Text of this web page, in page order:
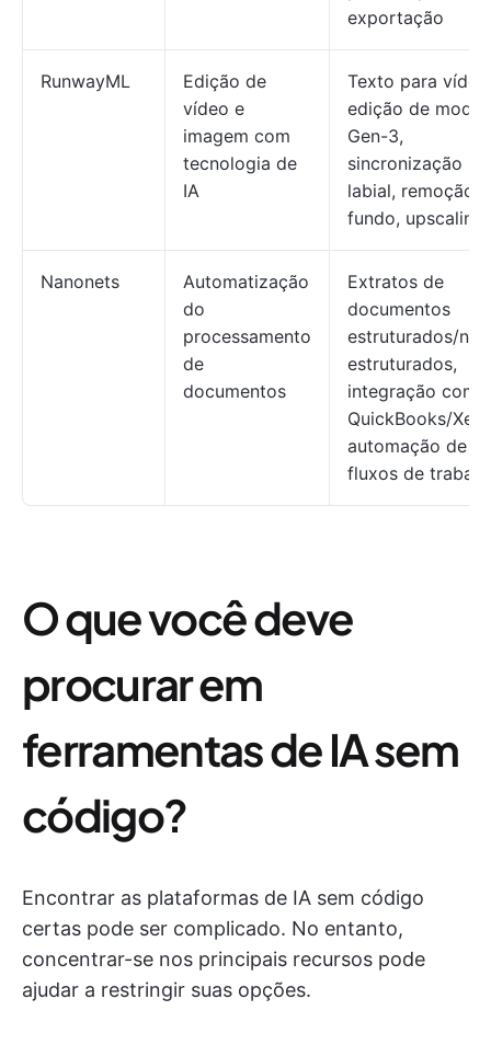
exportação
RunwayML
Edição de
vídeo e
imagem com
tecnologia de
IA
Texto para
edição de
Gen-3,
sincronização
labial, remoção
fundo, upscaling
Nanonets
Automatização
do
processamento
de
documentos
Extratos de
documentos
estruturados/não
estruturados,
integração com
QuickBooks/
automação de
fluxos de
O que você deve
procurar em
ferramentas de IA sem
código?
Encontrar as plataformas de IA sem código
certas pode ser complicado. No entanto,
concentrar-se nos principais recursos pode
ajudar a restringir suas opções.